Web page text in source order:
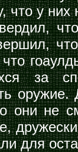
что у них
за
оружие.
они не
для